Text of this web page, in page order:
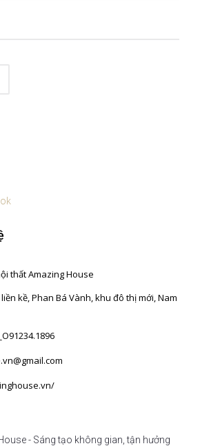
thất Amazing House
kề, Phan Bá Vành, khu đô thị mới, Nam
- Sáng tạo không gian, tận hưởng